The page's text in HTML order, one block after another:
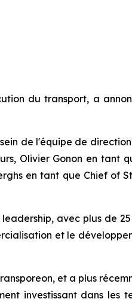
du transport, a
de l'équipe de
Olivier Gonon en tant
en tant que Chief of
avec plus de 25
et le
et a plus
investissant dans les